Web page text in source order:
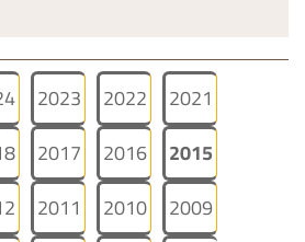
2023 2022
2021
2017 2016
2015
2011 2010
2009